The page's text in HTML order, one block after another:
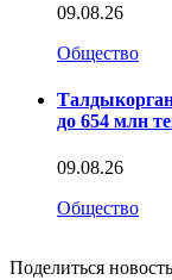
09.08.26
Общество
до 654 млн
09.08.26
Общество
Поделиться